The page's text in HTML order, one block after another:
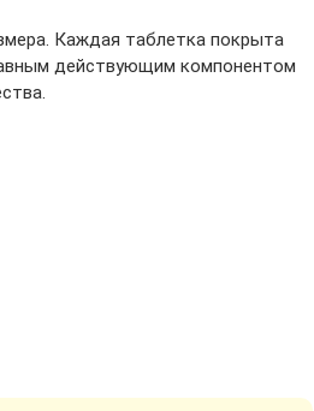
Каждая таблетка покрыта
действующим компонентом